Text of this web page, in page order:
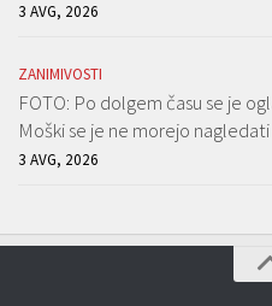
3 AVG, 2026
ZANIMIVOSTI
FOTO: Po dolgem času se je
Moški se je ne morejo
3 AVG, 2026